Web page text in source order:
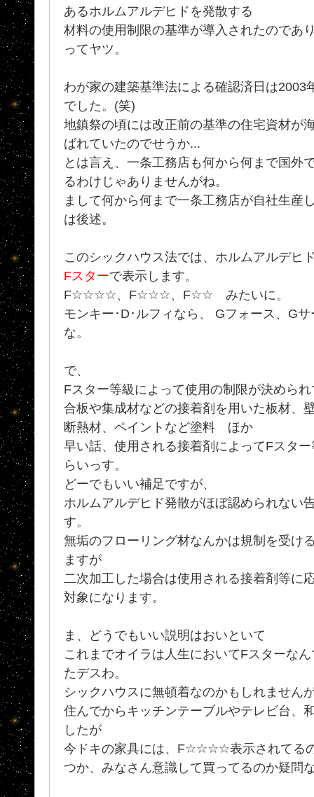
あるホルムアルデヒドを発散する
材料の使用制限の基準が導入されたので
ってヤツ。
わが家の建築基準法による確認済日は2003
でした。(笑)
地鎮祭の頃には改正前の基準の住宅資材が
ばれていたのでせうか...
とは言え、一条工務店も何から何まで国外
るわけじゃありませんがね。
まして何から何まで一条工務店が自社生
は後述。
このシックハウス法では、ホルムアルデヒ
Fスターで表示します。
F☆☆☆☆、F☆☆☆、F☆☆ みたいに。
モンキー･D･ルフィなら、 Gフォース、G
な。
で、
Fスター等級によって使用の制限が決めら
合板や集成材などの接着剤を用いた板材、
断熱材、ペイントなど塗料 ほか
早い話、使用される接着剤によってFスタ
らいっす。
どーでもいい補足ですが、
ホルムアルデヒド発散がほぼ認められない
す。
無垢のフローリング材なんかは規制を受け
ますが
二次加工した場合は使用される接着剤等に
対象になります。
ま、どうでもいい説明はおいといて
これまでオイラは人生においてFスターな
たデスわ。
シックハウスに無頓着なのかもしれません
住んでからキッチンテーブルやテレビ台、
したが
今ドキの家具には、F☆☆☆☆表示されてる
つか、みなさん意識して買ってるのか疑問